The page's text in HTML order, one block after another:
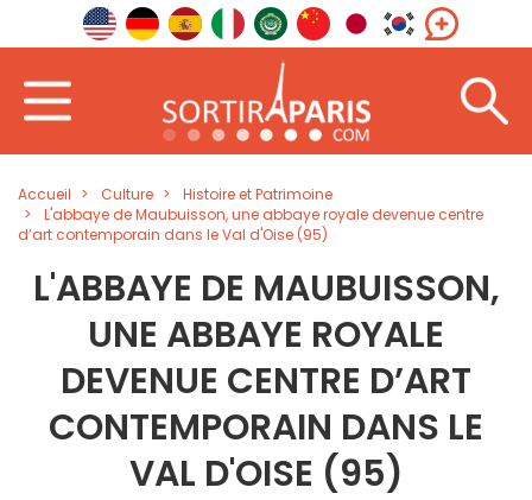
Accueil Culture
Histoire et Patrimoine
L'abbaye de Maubuisson, une abbaye royale devenue centre
d’art contemporain dans le Val d'Oise (95)
L'ABBAYE DE MAUBUISSON,
UNE ABBAYE ROYALE
DEVENUE CENTRE D’ART
CONTEMPORAIN DANS LE
VAL D'OISE (95)